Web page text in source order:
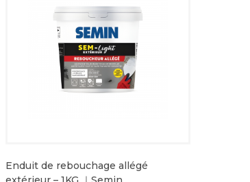
Enduit de rebouchage allégé